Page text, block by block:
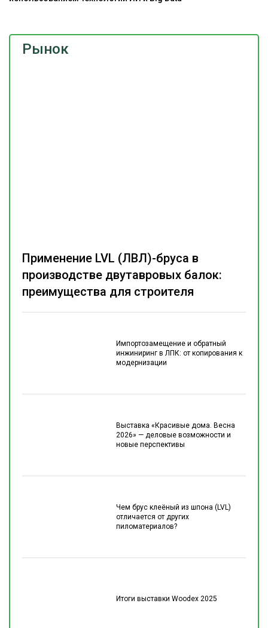
Рынок
Импортозамещение и обратный
инжиниринг в ЛПК: от копирования к
модернизации
Выставка «Красивые дома. Весна
2026» — деловые возможности и
новые перспективы
Чем брус клеёный из шпона (LVL)
отличается от других
пиломатериалов?
Итоги выставки Woodex 2025
Применение LVL (ЛВЛ)-бруса в
производстве двутавровых балок:
преимущества для строителя